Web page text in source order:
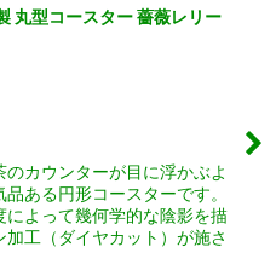
丸型コースター 薔薇レリー
カウンターが目に浮かぶよ
ある円形コースターです。
によって幾何学的な陰影を描
加工（ダイヤカット）が施さ